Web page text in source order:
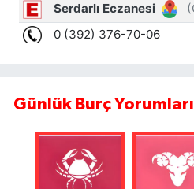
Günlük Burç Yorumları